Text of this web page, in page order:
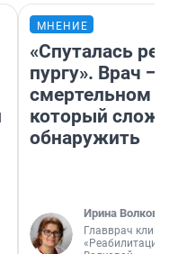
МНЕНИЕ
«Спуталась
пургу». Врач —
смертельном
который
обнаружить
Ирина Волкова
Главврач
«Реабилитация